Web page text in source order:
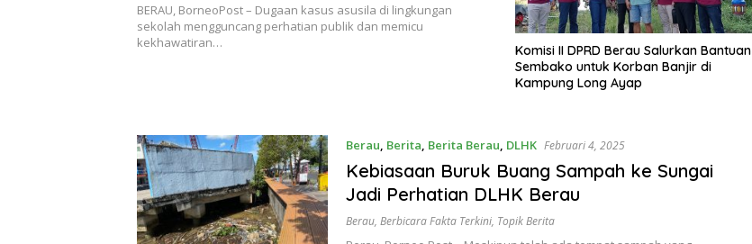
BERAU, BorneoPost – Dugaan kasus asusila di lingkungan
sekolah mengguncang perhatian publik dan memicu
kekhawatiran…
Komisi II DPRD Berau Salurkan Bantuan
Sembako untuk Korban Banjir di
Kampung Long Ayap
Berau, Berita, Berita Berau, DLHK Februari 4, 2025
Kebiasaan Buruk Buang Sampah ke Sungai
Jadi Perhatian DLHK Berau
Berau, Berbicara Fakta Terkini, Topik Berita